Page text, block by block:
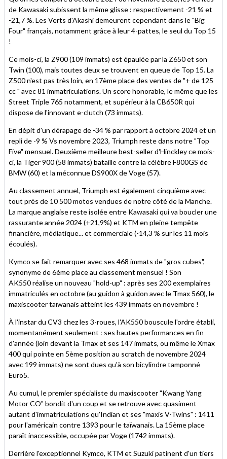
de Kawasaki subissent la même glisse : respectivement -21 % et
-21,7 %. Les Verts d'Akashi demeurent cependant dans le "Big
Four" français, notamment grâce à leur 4-pattes, le seul du Top 15
!
Ce mois-ci, la Z900 (109 immats) est épaulée par la Z650 et son
Twin (100), mais toutes deux se trouvent en queue de Top 15. La
Z500 n'est pas très loin, en 17ème place des ventes de "+ de 125
cc " avec 81 immatriculations. Un score honorable, le même que les
Street Triple 765 notamment, et supérieur à la CB650R qui
dispose de l'innovant e-clutch (73 immats).
En dépit d'un dérapage de -34 % par rapport à octobre 2024 et un
repli de -9 % Vs novembre 2023, Triumph reste dans notre "Top
Five" mensuel. Deuxième meilleure best-seller d'Hinckley ce mois-
ci, la Tiger 900 (58 immats) bataille contre la célèbre F800GS de
BMW (60) et la méconnue DS900X de Voge (57).
Au classement annuel, Triumph est également cinquième avec
tout près de 10 500 motos vendues de notre côté de la Manche.
La marque anglaise reste isolée entre Kawasaki qui va boucler une
rassurante année 2024 (+21,9%) et KTM en pleine tempête
financière, médiatique... et commerciale (-14,3 % sur les 11 mois
écoulés).
Kymco se fait remarquer avec ses 468 immats de "gros cubes",
synonyme de 6ème place au classement mensuel ! Son
AK550 réalise un nouveau "hold-up" : après ses 200 exemplaires
immatriculés en octobre (au guidon à guidon avec le Tmax 560), le
maxiscooter taïwanais atteint les 439 immats en novembre !
À l'instar du CV3 chez les 3-roues, l'AK550 bouscule l'ordre établi,
momentanément seulement : ses hautes performances en fin
d'année (loin devant la Tmax et ses 147 immats, ou même le Xmax
400 qui pointe en 5ème position au scratch de novembre 2024
avec 199 immats) ne sont dues qu'à son bicylindre tamponné
Euro5.
Au cumul, le premier spécialiste du maxiscooter "Kwang Yang
Motor CO" bondit d'un coup et se retrouve avec quasiment
autant d'immatriculations qu'Indian et ses "maxis V-Twins" : 1411
pour l'américain contre 1393 pour le taïwanais. La 15ème place
paraît inaccessible, occupée par Voge (1742 immats).
Derrière l'exceptionnel Kymco, KTM et Suzuki patinent d'un tiers